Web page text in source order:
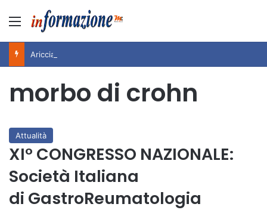
Menu
morbo di crohn
Attualità
XI° CONGRESSO NAZIONALE:
Società Italiana
di GastroReumatologia